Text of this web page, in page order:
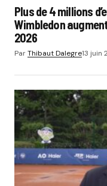
Plus de 4 millions
Wimbledon
2026
ParThibaut Dalegre13 juin